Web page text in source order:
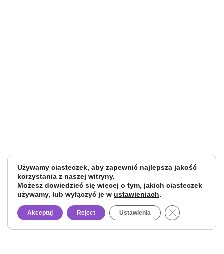
Używamy ciasteczek, aby zapewnić najlepszą jakość
korzystania z naszej witryny.
Możesz dowiedzieć się więcej o tym, jakich ciasteczek
używamy, lub wyłączyć je w ustawieniach.
Akceptuj Reject Ustawienia Close GDPR